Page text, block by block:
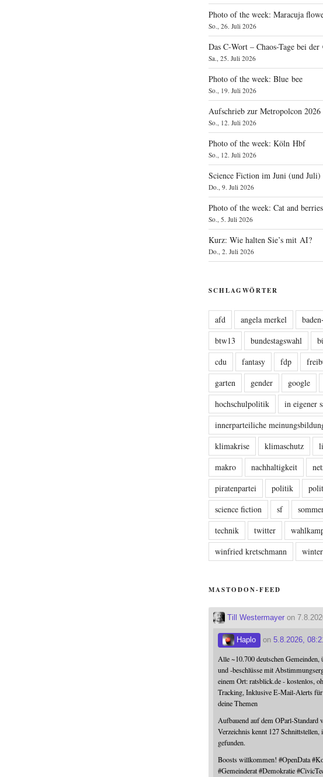
Photo of the week: Maracuja
So., 26. Juli 2026
Das C‑Wort – Chaos-Tage bei
Sa., 25. Juli 2026
Photo of the week: Blue bee
So., 19. Juli 2026
Aufschrieb zur Metropolcon 2026
So., 12. Juli 2026
Photo of the week: Köln Hbf
So., 12. Juli 2026
Science Fiction im Juni (und Juli)
Do., 9. Juli 2026
Photo of the week: Cat and berries
So., 5. Juli 2026
Kurz: Wie halten Sie’s mit AI?
Do., 2. Juli 2026
SCHLAGWÖRTER
afd angela merkel
btw13
bundestagswahl
cdu
fantasy fdp
garten
gender google
hochschulpolitik
in eigener
innerparteiliche
klimakrise
klimaschutz
makro
nachhaltigkeit
piratenpartei
politik
science fiction
sf
technik
twitter
winfried kretschmann
winter
MASTODON-FEED
Till Westermayer on
Haplo on5.8.2026,
Alle ~10.700 deutschen Gemeinden,
und -beschlüsse mit
einem Ort: ratsblick.de - kostenlos,
Tracking, Inklusive E-Mail-Alerts für
deine Themen
Aufbauend auf dem OParl-Standard
Verzeichnis kennt 127 Schnittstellen,
gefunden.
Boosts willkommen!#OpenData #
#Gemeinderat #Demokratie #